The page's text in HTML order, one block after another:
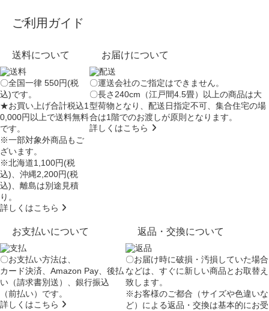
ご利用ガイド
送料について
〇全国一律 550円(税
込)です。
★お買い上げ合計税込1
0,000円以上で送料無料
です。
※一部対象外商品もご
ざいます。
※北海道1,100円(税
込)、沖縄2,200円(税
込)、離島は別途見積
り。
詳しくはこちら
お届けについて
〇運送会社のご指定はできません。
〇長さ240cm（江戸間4.5畳）以上の商品は大
型荷物となり、配送日指定不可、集合住宅の場
合は1階でのお渡しが原則となります。
詳しくはこちら
お支払いについて
〇お支払い方法は、
カード決済、Amazon Pay、後払
い（請求書別送）、銀行振込
（前払い）です。
詳しくはこちら
返品・交換について
〇お届け時に破損・汚損していた場合
などは、すぐに新しい商品とお取替え
致します。
※お客様のご都合（サイズや色違いな
ど）による返品・交換は基本的にお受